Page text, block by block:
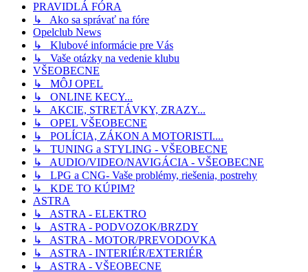
PRAVIDLÁ FÓRA
↳ Ako sa správať na fóre
Opelclub News
↳ Klubové informácie pre Vás
↳ Vaše otázky na vedenie klubu
VŠEOBECNE
↳ MÔJ OPEL
↳ ONLINE KECY...
↳ AKCIE, STRETÁVKY, ZRAZY...
↳ OPEL VŠEOBECNE
↳ POLÍCIA, ZÁKON A MOTORISTI....
↳ TUNING a STYLING - VŠEOBECNE
↳ AUDIO/VIDEO/NAVIGÁCIA - VŠEOBECNE
↳ LPG a CNG- Vaše problémy, riešenia, postrehy
↳ KDE TO KÚPIM?
ASTRA
↳ ASTRA - ELEKTRO
↳ ASTRA - PODVOZOK/BRZDY
↳ ASTRA - MOTOR/PREVODOVKA
↳ ASTRA - INTERIÉR/EXTERIÉR
↳ ASTRA - VŠEOBECNE